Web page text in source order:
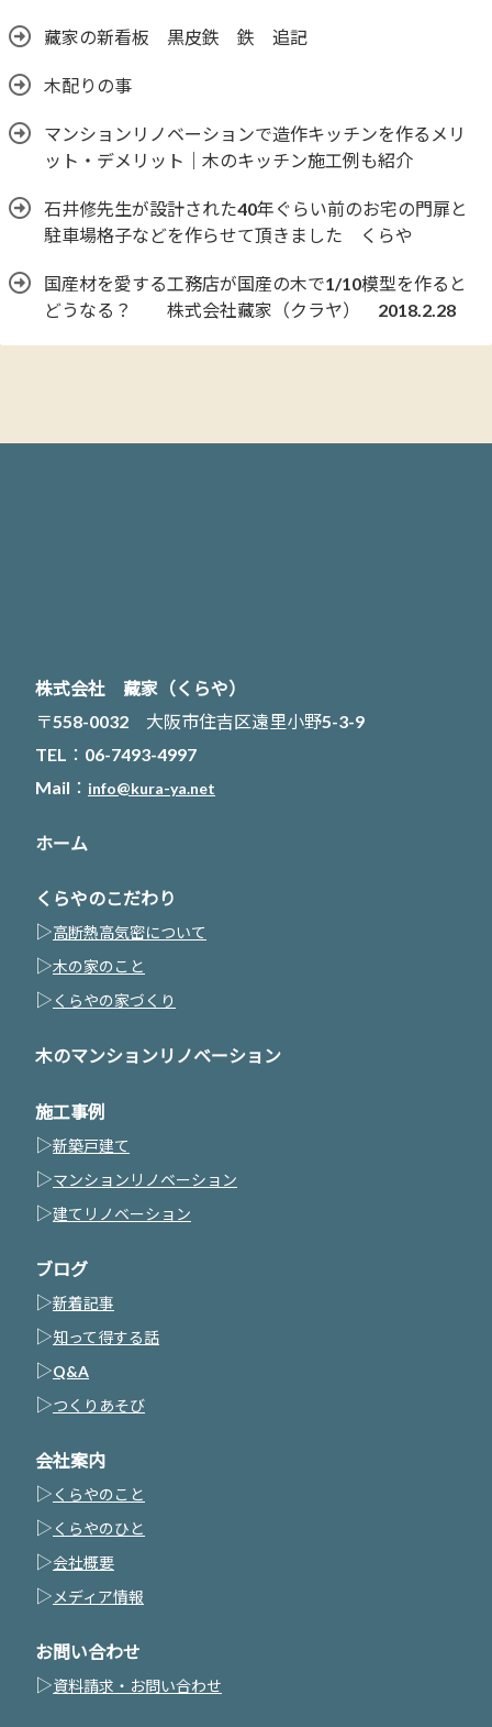
藏家の新看板 黒皮鉄 鉄 追記
木配りの事
マンションリノベーションで造作キッチンを作るメリ
ット・デメリット｜木のキッチン施工例も紹介
石井修先生が設計された40年ぐらい前のお宅の門扉と
駐車場格子などを作らせて頂きました くらや
国産材を愛する工務店が国産の木で1/10模型を作ると
どうなる？ 株式会社藏家（クラヤ） 2018.2.28
株式会社 藏家（くらや）
〒558-0032 大阪市住吉区遠里小野5-3-9
TEL：06-7493-4997
Mail： info@kura-ya.net
ホーム
くらやのこだわり
▷高断熱高気密について
▷木の家のこと
▷ くらやの家づくり
木のマンションリノベーション
施工事例
▷新築戸建て
▷マンションリノベーション
▷建てリノベーション
ブログ
▷新着記事
▷知って得する話
▷Q&A
▷つくりあそび
会社案内
▷ くらやのこと
▷ くらやのひと
▷会社概要
▷ メディア情報
お問い合わせ
▷資料請求・お問い合わせ